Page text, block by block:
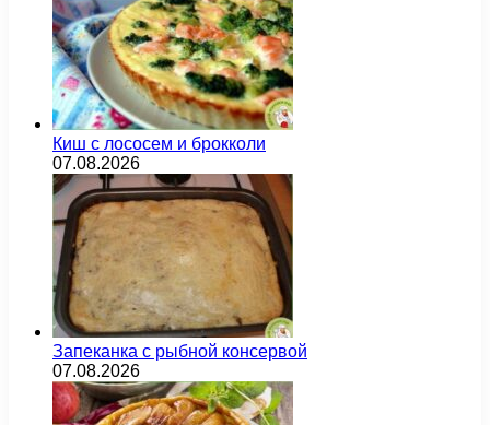
Киш с лососем и брокколи
07.08.2026
Запеканка с рыбной консервой
07.08.2026